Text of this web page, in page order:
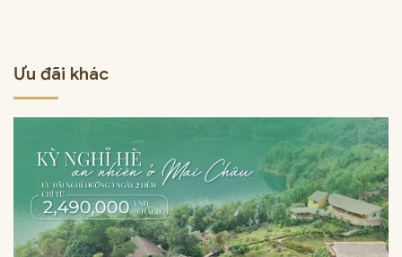
Ưu đãi khác